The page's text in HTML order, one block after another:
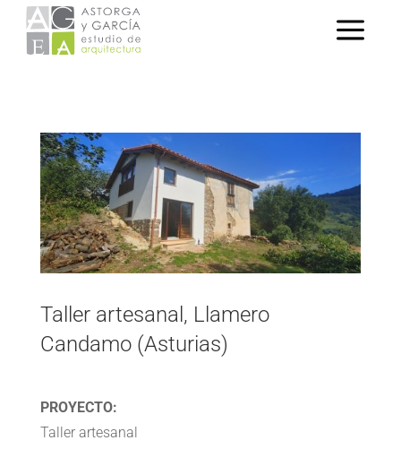
Taller artesanal, Llamero
Candamo (Asturias)
PROYECTO:
Taller artesanal